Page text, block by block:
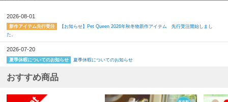
2026-08-01
新作アイテム先行受注
【お知らせ】Pet Queen 2026年秋冬物新作アイテム 先行受注開始しまし
た。
2026-07-20
夏季休暇についてのお知らせ 夏季休暇についてのお知らせ
おすすめ商品